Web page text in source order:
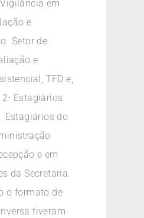
em
e
 Setor de
e
TFD e,
Estagiários
Estagiários do
e em
da Secretaria.
o formato de
tiveram